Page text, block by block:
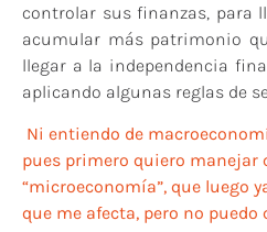
controlar sus finanzas, para
acumular más patrimonio
llegar a la independencia
aplicando algunas reglas de
Ni entiendo de
pues primero quiero manejar
“microeconomía”, que luego
que me afecta, pero no puedo